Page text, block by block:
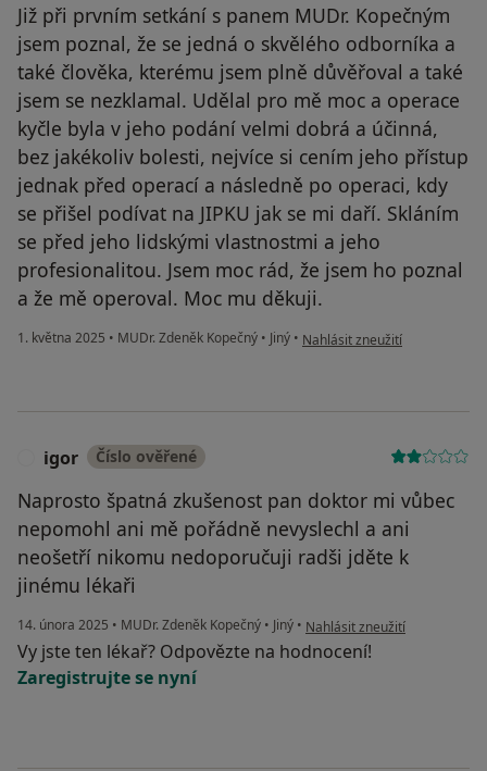
Již při prvním setkání s panem MUDr. Kopečným
jsem poznal, že se jedná o skvělého odborníka a
také člověka, kterému jsem plně důvěřoval a také
jsem se nezklamal. Udělal pro mě moc a operace
kyčle byla v jeho podání velmi dobrá a účinná,
bez jakékoliv bolesti, nejvíce si cením jeho přístup
jednak před operací a následně po operaci, kdy
se přišel podívat na JIPKU jak se mi daří. Skláním
se před jeho lidskými vlastnostmi a jeho
profesionalitou. Jsem moc rád, že jsem ho poznal
a že mě operoval. Moc mu děkuji.
1. května 2025 • MUDr. Zdeněk Kopečný • Jiný • podle názoru uživatele Jiří
Nahlásit zneužití
igor Číslo ověřené
Naprosto špatná zkušenost pan doktor mi vůbec
nepomohl ani mě pořádně nevyslechl a ani
neošetří nikomu nedoporučuji radši jděte k
jinému lékaři
14. února 2025 • MUDr. Zdeněk Kopečný • Jiný • podle názoru uživatele igor
Nahlásit zneužití
Vy jste ten lékař? Odpovězte na hodnocení!
Zaregistrujte se nyní